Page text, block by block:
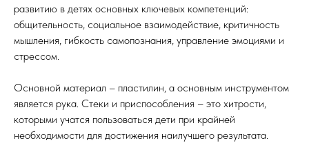
развитию в детях основных ключевых компетенций:
общительность, социальное взаимодействие, критичность
мышления, гибкость самопознания, управление эмоциями и
стрессом.
Основной материал – пластилин, а основным инструментом
является рука. Стеки и приспособления – это хитрости,
которыми учатся пользоваться дети при крайней
необходимости для достижения наилучшего результата.